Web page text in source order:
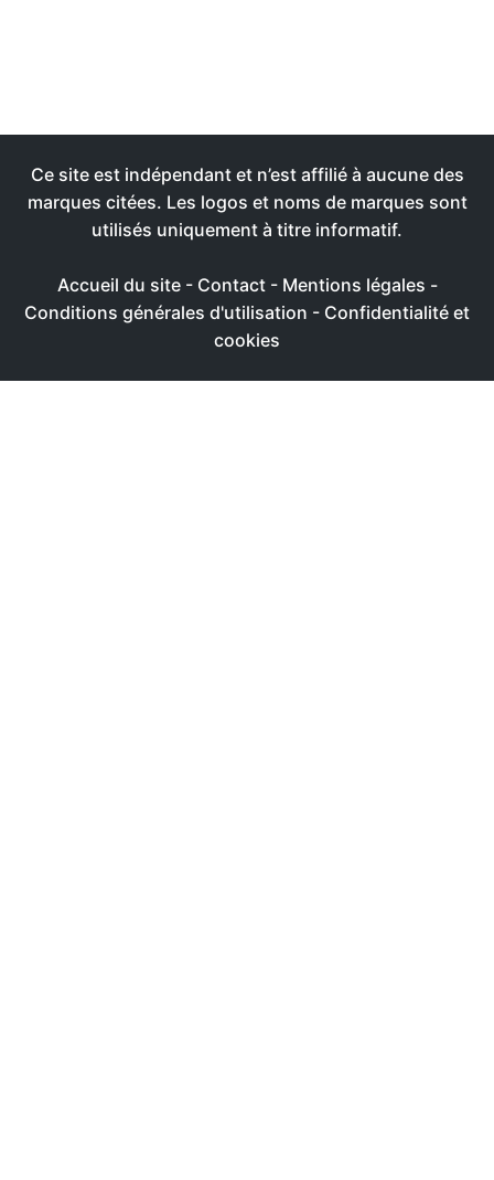
Ce site est indépendant et n’est affilié à aucune des
marques citées. Les logos et noms de marques sont
utilisés uniquement à titre informatif.
Accueil du site- Contact - Mentions légales -
Conditions générales d'utilisation - Confidentialité et
cookies